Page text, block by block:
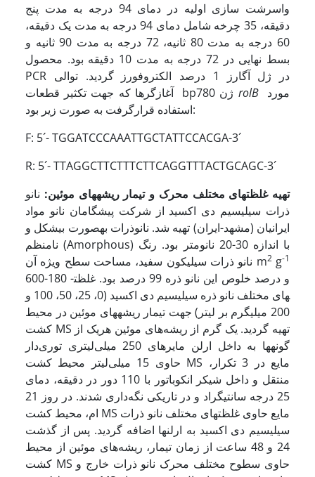
واسرشت سازی اولیه در دمای 94 درجه به مدت پنج
دقیقه، 35 چرخه شامل دمای 94 درجه به مدت یک دقیقه،
60 درجه به مدت 80 ثانیه، 72 درجه به مدت 90 ثانیه و
بسط نهایی در 72 درجه به مدت 10 دقیقه بود. محصول
PCR در ژل آگارز 1 درصد الکتروفورز گردید. توالی
rolBمورد
استفاده قرارگرفت به صورت زیر بود:
F: 5´- TGGATCCCAAATTGCTATTCCACGA-3´
R: 5´- TTAGGCTTCTTTCTTCAGGTTTACTGCAGC-3´
تهیه غلظت­های مختلف محرک و تیمار ریشه­های موئین: نانو
ذرات سیلیسیم دی اکسید از شرکت پیشگامان نانو مواد
ایرانیان (مشهد-ایران) تهیه شد. نانوذرات به­صورت بی­شکل و
نامنظم (Amorphous) با اندازه 30-20 نانومتر بود. رنگ
نانو ذرات سیلیکون سفید، مساحت سطح ویژه آن m2g-1
600-180 و درصد خلوص این نانو ذره 99 درصد بود. غلظت­
های مختلف نانو ذره سیلیسیم دی اکسید (0، 25، 50، 100 و
200 میلی­گرم بر لیتر) جهت تیمار ریشه­های موئین در محیط
کشت MS تهیه گردید. یک گرم از ریشه‌های موئین هریک از
گونه­ها به داخل ارلن مایرهای 250 میلی‌لیتری توری‌دار
حاوی 15 میلی‌لیتر محیط کشت MS مایع در 3 تکرار،
منتقل و داخل شیکر انکوباتور با 110 دور در دقیقه، دمای
25 درجه سانتی­گراد و در تاریکی نگه‌‌داری شدند. در روز 21
ام، محیط کشت MS مایع حاوی غلظت­های مختلف نانو ذرات
سیلیسیم دی اکسید به ارلن­ها اضافه گردید. پس از گذشت
24 و 48 ساعت از زمان تیمار، ریشه‌های موئین از محیط
کشت MS حاوی سطوح مختلف محرک نانو ذرات خارج و